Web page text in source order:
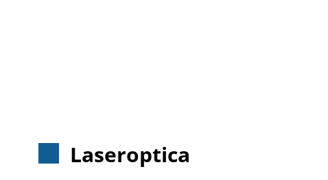
Laseroptica